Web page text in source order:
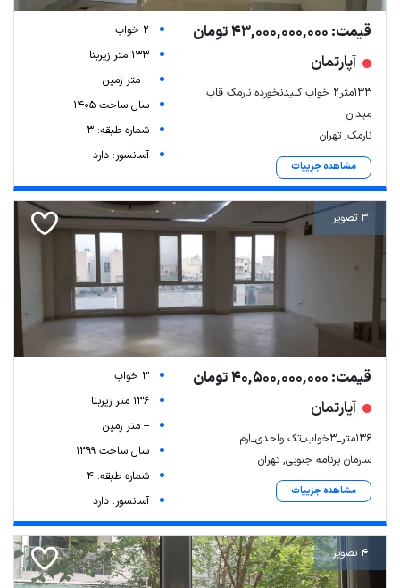
قیمت: 43,000,000,000 تومان
آپارتمان
133متر2 خواب کلیدنخورده نارمک قاب
میدان
نارمک, تهران
مشاهده جزییات
2 خواب
133 متر زیربنا
-- متر زمین
سال ساخت 1405
شماره طبقه: 3
آسانسور: دارد
3 تصویر
قیمت: 40,500,000,000 تومان
آپارتمان
۱۳۶متر_۳خواب_تک‌ واحدی_ارم
سازمان برنامه جنوبی, تهران
مشاهده جزییات
3 خواب
136 متر زیربنا
-- متر زمین
سال ساخت 1399
شماره طبقه: 4
آسانسور: دارد
4 تصویر